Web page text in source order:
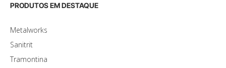
PRODUTOS EM DESTAQUE
Metalworks
Sanitrit
Tramontina